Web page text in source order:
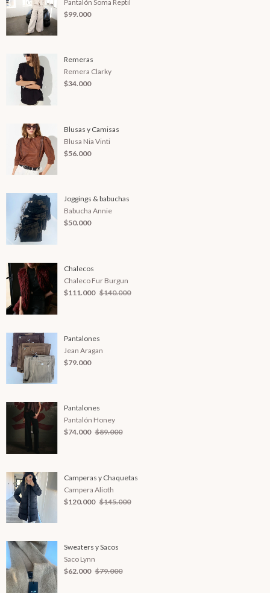
Pantalón Soma Reptil
$99.000
Remeras
Remera Clarky
$34.000
Blusas y Camisas
Blusa Nia Vinti
$56.000
Joggings & babuchas
Babucha Annie
$50.000
Chalecos
Chaleco Fur Burgun
$111.000 $140.000
Pantalones
Jean Aragan
$79.000
Pantalones
Pantalón Honey
$74.000 $89.000
Camperas y Chaquetas
Campera Alioth
$120.000 $145.000
Sweaters y Sacos
Saco Lynn
$62.000 $79.000